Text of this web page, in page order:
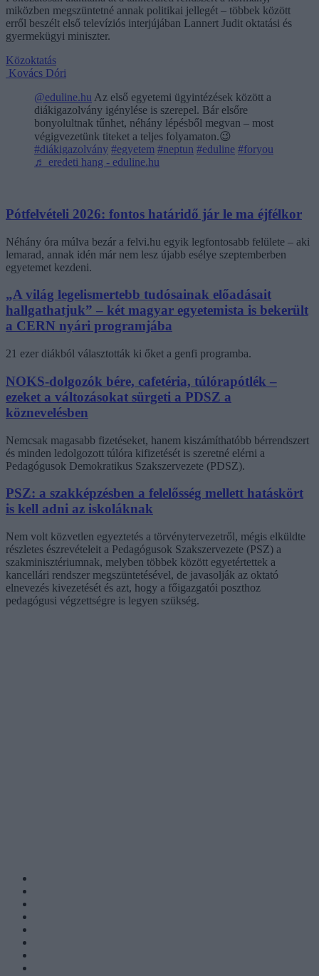
miközben megszüntetné annak politikai jellegét – többek között
erről beszélt első televíziós interjújában Lannert Judit oktatási és
gyermekügyi miniszter.
Közoktatás
Kovács Dóri
@eduline.hu Az első egyetemi ügyintézések között a
diákigazolvány igénylése is szerepel. Bár elsőre
bonyolultnak tűnhet, néhány lépésből megvan – most
végigvezetünk titeket a teljes folyamaton.😉
#diákigazolvány #egyetem #neptun #eduline #foryou
♬ eredeti hang - eduline.hu
Pótfelvételi 2026: fontos határidő jár le ma éjfélkor
Néhány óra múlva bezár a felvi.hu egyik legfontosabb felülete – aki
lemarad, annak idén már nem lesz újabb esélye szeptemberben
egyetemet kezdeni.
„A világ legelismertebb tudósainak előadásait
hallgathatjuk” – két magyar egyetemista is bekerült
a CERN nyári programjába
21 ezer diákból választották ki őket a genfi programba.
NOKS-dolgozók bére, cafetéria, túlórapótlék –
ezeket a változásokat sürgeti a PDSZ a
köznevelésben
Nemcsak magasabb fizetéseket, hanem kiszámíthatóbb bérrendszert
és minden ledolgozott túlóra kifizetését is szeretné elérni a
Pedagógusok Demokratikus Szakszervezete (PDSZ).
PSZ: a szakképzésben a felelősség mellett hatáskört
is kell adni az iskoláknak
Nem volt közvetlen egyeztetés a törvénytervezetről, mégis elküldte
részletes észrevételeit a Pedagógusok Szakszervezete (PSZ) a
szakminisztériumnak, melyben többek között egyetértettek a
kancellári rendszer megszüntetésével, de javasolják az oktató
elnevezés kivezetését és azt, hogy a főigazgatói poszthoz
pedagógusi végzettségre is legyen szükség.